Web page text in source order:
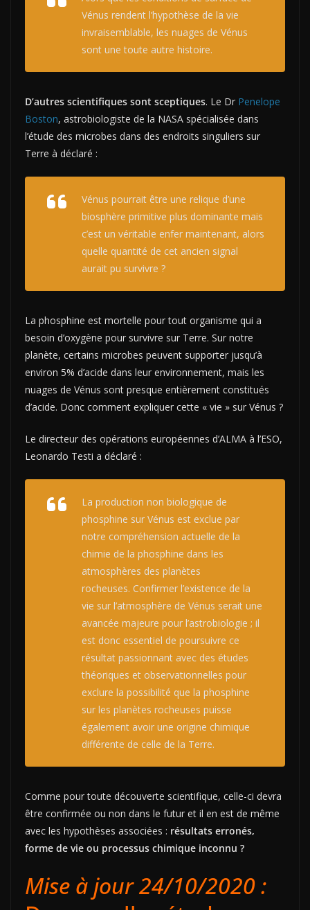
Vénus rendent l’hypothèse de la vie
invraisemblable, les nuages ​​de Vénus
sont une toute autre histoire.
D’autres scientifiques sont sceptiques. Le Dr Penelope
Boston, astrobiologiste de la NASA spécialisée dans
l’étude des microbes dans des endroits singuliers sur
Terre à déclaré :
Vénus pourrait être une relique d’une
biosphère primitive plus dominante mais
c’est un véritable enfer maintenant, alors
quelle quantité de cet ancien signal
aurait pu survivre ?
La phosphine est mortelle pour tout organisme qui a
besoin d’oxygène pour survivre sur Terre. Sur notre
planète, certains microbes peuvent supporter jusqu’à
environ 5% d’acide dans leur environnement, mais les
nuages ​​de Vénus sont presque entièrement constitués
d’acide. Donc comment expliquer cette « vie » sur Vénus ?
Le directeur des opérations européennes d’ALMA à l’ESO,
Leonardo Testi a déclaré :
La production non biologique de
phosphine sur Vénus est exclue par
notre compréhension actuelle de la
chimie de la phosphine dans les
atmosphères des planètes
rocheuses. Confirmer l’existence de la
vie sur l’atmosphère de Vénus serait une
avancée majeure pour l’astrobiologie ; il
est donc essentiel de poursuivre ce
résultat passionnant avec des études
théoriques et observationnelles pour
exclure la possibilité que la phosphine
sur les planètes rocheuses puisse
également avoir une origine chimique
différente de celle de la Terre.
Comme pour toute découverte scientifique, celle-ci devra
être confirmée ou non dans le futur et il en est de même
avec les hypothèses associées : résultats erronés,
forme de vie ou processus chimique inconnu ?
Mise à jour 24/10/2020: